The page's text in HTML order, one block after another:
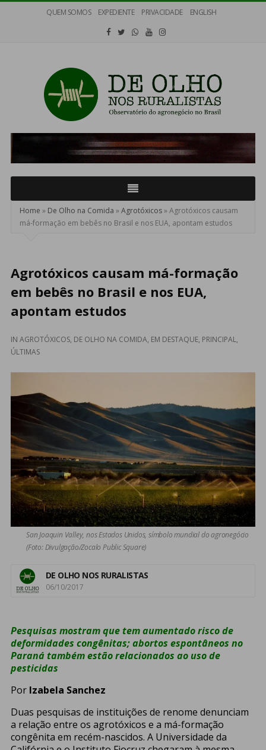
QUEM SOMOS EXPEDIENTE PRIVACIDADE ENGLISH
Olho
nos
Ruralistas
Home » De Olho na Comida »Agrotóxicos»Agrotóxicos causam
má-formação em bebês no Brasil e nos EUA, apontam estudos
Agrotóxicos causam má-formação
em bebês no Brasil e nos EUA,
apontam estudos
IN AGROTÓXICOS, DE OLHO NA COMIDA, EM DESTAQUE, PRINCIPAL,
ÚLTIMAS
San Joaquin Valley, nos Estados Unidos, símbolo mundial do agronegócio
(Foto: Divulgação/Zocalo Public Square)
DE OLHO NOS RURALISTAS
06/10/2017
Pesquisas mostram que tem aumentado risco de
deformidades congênitas; abortos espontâneos no
Paraná também estão relacionados ao uso de
pesticidas
Por Izabela Sanchez
Duas pesquisas de instituições de renome denunciam
a relação entre os agrotóxicos e a má-formação
congênita em recém-nascidos. A Universidade da